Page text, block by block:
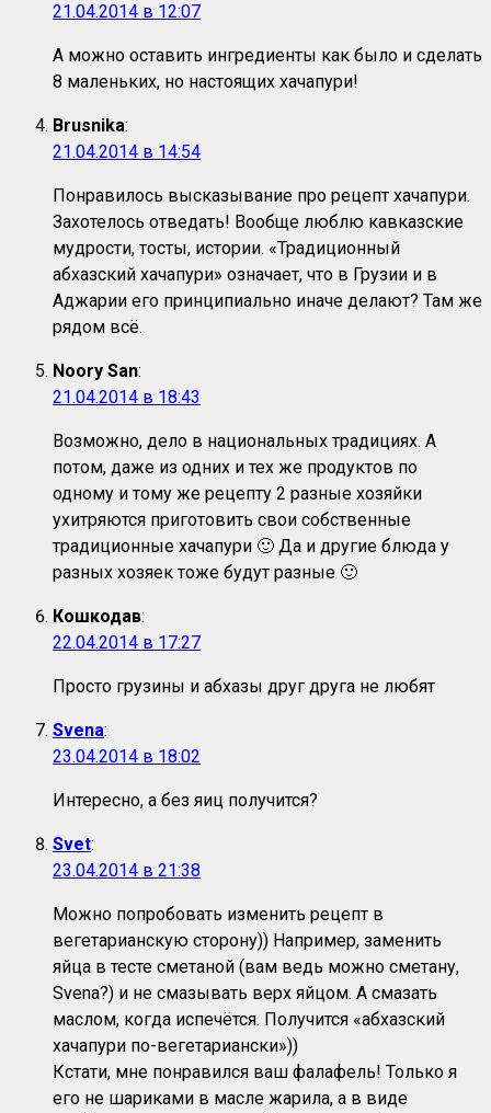
21.04.2014 в 12:07
А можно оставить ингредиенты как было и сделать
8 маленьких, но настоящих хачапури!
Brusnika:
21.04.2014 в 14:54
Понравилось высказывание про рецепт хачапури.
Захотелось отведать! Вообще люблю кавказские
мудрости, тосты, истории. «Традиционный
абхазский хачапури» означает, что в Грузии и в
Аджарии его принципиально иначе делают? Там же
рядом всё.
Noory San:
21.04.2014 в 18:43
Возможно, дело в национальных традициях. А
потом, даже из одних и тех же продуктов по
одному и тому же рецепту 2 разные хозяйки
ухитряются приготовить свои собственные
традиционные хачапури 🙂 Да и другие блюда у
разных хозяек тоже будут разные 🙂
Кошкодав:
22.04.2014 в 17:27
Просто грузины и абхазы друг друга не любят
Svena:
23.04.2014 в 18:02
Интересно, а без яиц получится?
Svet:
23.04.2014 в 21:38
Можно попробовать изменить рецепт в
вегетарианскую сторону)) Например, заменить
яйца в тесте сметаной (вам ведь можно сметану,
Svena?) и не смазывать верх яйцом. А смазать
маслом, когда испечётся. Получится «абхазский
хачапури по-вегетариански»))
Кстати, мне понравился ваш фалафель! Только я
его не шариками в масле жарила, а в виде